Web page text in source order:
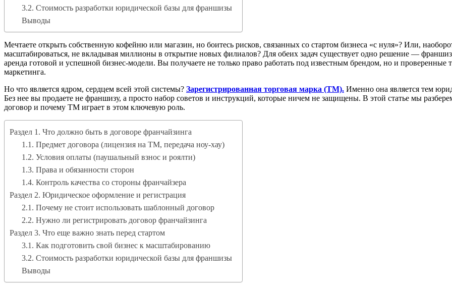
3.2. Стоимость разработки юридической базы для франшизы
Выводы
Мечтаете открыть собственную кофейню или магазин, но боитесь рисков, связанных со стартом бизнеса «с нуля»? Или,
масштабироваться, не вкладывая миллионы в открытие новых филиалов? Для обеих задач существует одно решение —
аренда готовой и успешной бизнес-модели. Вы получаете не только право работать под известным брендом, но и
маркетинга.
Но что является ядром, сердцем всей этой системы? Зарегистрированная торговая марка (ТМ). Именно она является тем
Без нее вы продаете не франшизу, а просто набор советов и инструкций, которые ничем не защищены. В этой статье мы
договор и почему ТМ играет в этом ключевую роль.
Раздел 1. Что должно быть в договоре франчайзинга
1.1. Предмет договора (лицензия на ТМ, передача ноу-хау)
1.2. Условия оплаты (паушальный взнос и роялти)
1.3. Права и обязанности сторон
1.4. Контроль качества со стороны франчайзера
Раздел 2. Юридическое оформление и регистрация
2.1. Почему не стоит использовать шаблонный договор
2.2. Нужно ли регистрировать договор франчайзинга
Раздел 3. Что еще важно знать перед стартом
3.1. Как подготовить свой бизнес к масштабированию
3.2. Стоимость разработки юридической базы для франшизы
Выводы